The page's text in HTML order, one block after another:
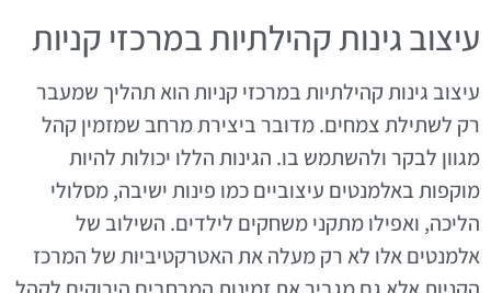
עיצוב גינות קהילתיות במרכזי קניות
עיצוב גינות קהילתיות במרכזי קניות הוא תהליך שמעבר
רק לשתילת צמחים. מדובר ביצירת מרחב שמזמין קהל
מגוון לבקר ולהשתמש בו. הגינות הללו יכולות להיות
מוקפות באלמנטים עיצוביים כמו פינות ישיבה, מסלולי
הליכה, ואפילו מתקני משחקים לילדים. השילוב של
אלמנטים אלו לא רק מעלה את האטרקטיביות של המרכז